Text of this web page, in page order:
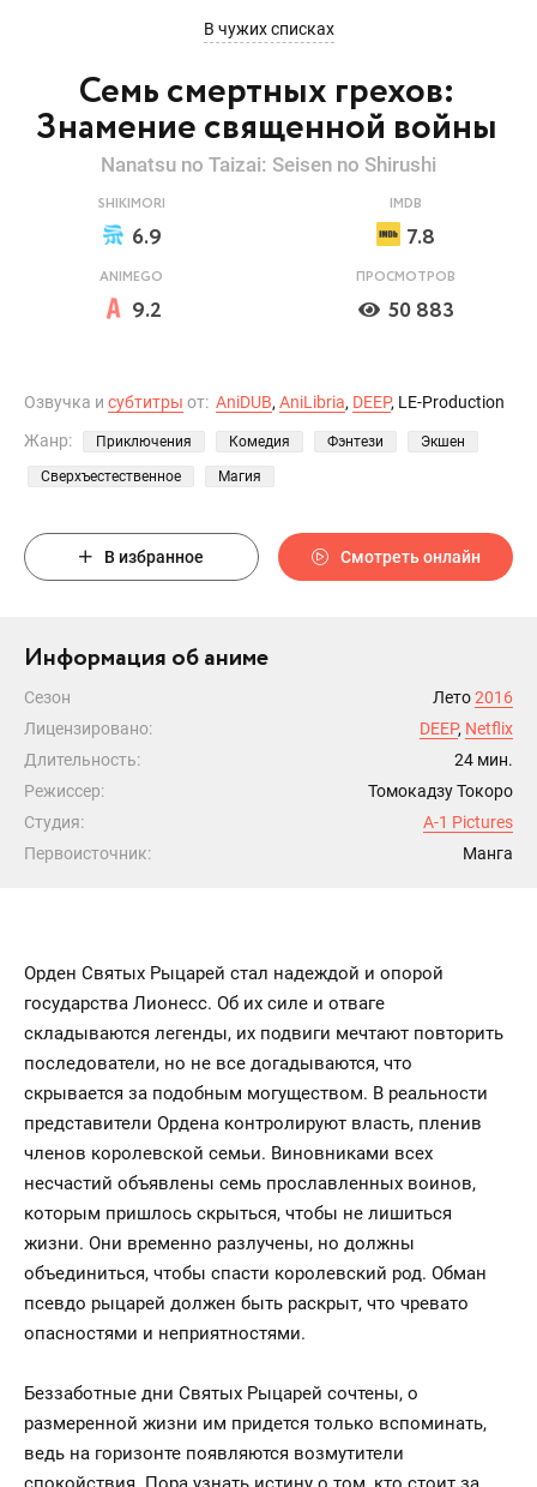
Семь смертных грехов:
Знамение священной войны
В чужих списках
Nanatsu no Taizai: Seisen no Shirushi
SHIKIMORI
6.9
IMDB
7.8
ANIMEGO
9.2
ПРОСМОТРОВ
50 883
Озвучка и субтитры от: AniDUB, AniLibria, DEEP, LE-Production
Жанр:
Приключения Комедия Фэнтези Экшен
Сверхъестественное Магия
В избранное Смотреть онлайн
Информация об аниме
Сезон Лето2016
Лицензировано:
DEEP, Netflix
Длительность:
24 мин.
Режиссер:
Томокадзу Токоро
Студия:
A-1 Pictures
Первоисточник:
Манга
Орден Святых Рыцарей стал надеждой и опорой
государства Лионесс. Об их силе и отваге
складываются легенды, их подвиги мечтают повторить
последователи, но не все догадываются, что
скрывается за подобным могуществом. В реальности
представители Ордена контролируют власть, пленив
членов королевской семьи. Виновниками всех
несчастий объявлены семь прославленных воинов,
которым пришлось скрыться, чтобы не лишиться
жизни. Они временно разлучены, но должны
объединиться, чтобы спасти королевский род. Обман
псевдо рыцарей должен быть раскрыт, что чревато
опасностями и неприятностями.
Беззаботные дни Святых Рыцарей сочтены, о
размеренной жизни им придется только вспоминать,
ведь на горизонте появляются возмутители